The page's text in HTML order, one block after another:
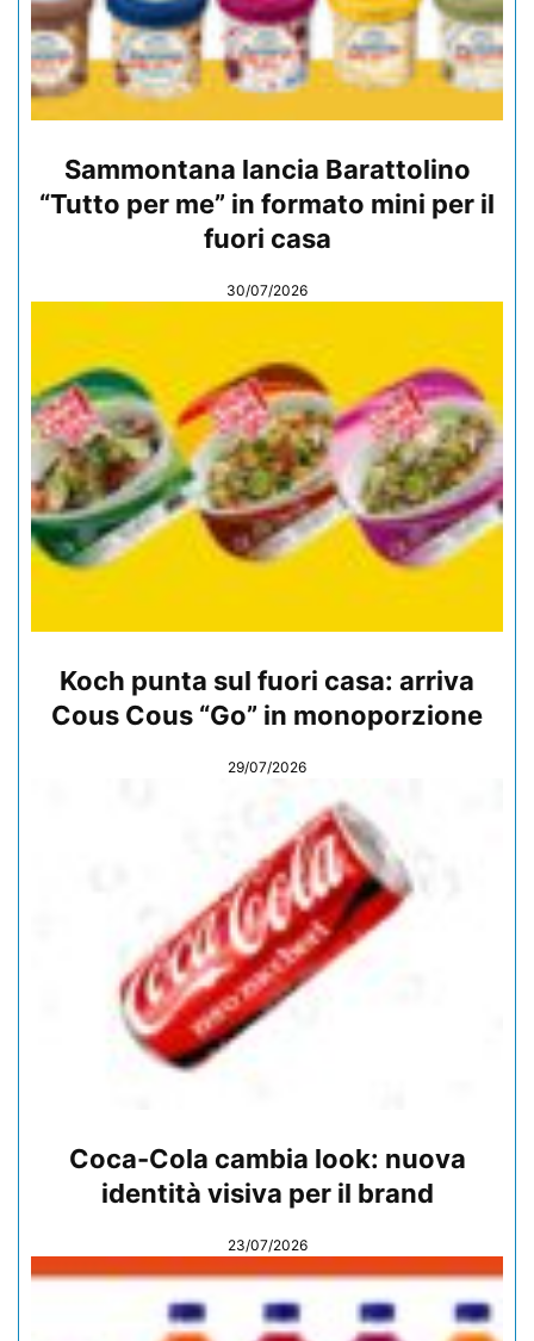
Sammontana lancia Barattolino
“Tutto per me” in formato mini per il
fuori casa
30/07/2026
Koch punta sul fuori casa: arriva
Cous Cous “Go” in monoporzione
29/07/2026
Coca-Cola cambia look: nuova
identità visiva per il brand
23/07/2026